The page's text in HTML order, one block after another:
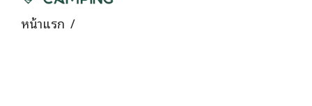
หน้าแรก